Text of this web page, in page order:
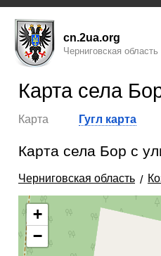
cn.2ua.org
Черниговская область
Карта села
Карта Гугл карта
Карта села Бор с
Черниговская область
+
−